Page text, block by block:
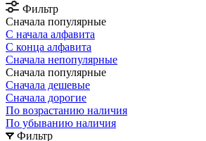
Фильтр
Сначала популярные
С начала алфавита
С конца алфавита
Сначала непопулярные
Сначала популярные
Сначала дешевые
Сначала дорогие
По возрастанию наличия
По убыванию наличия
Фильтр